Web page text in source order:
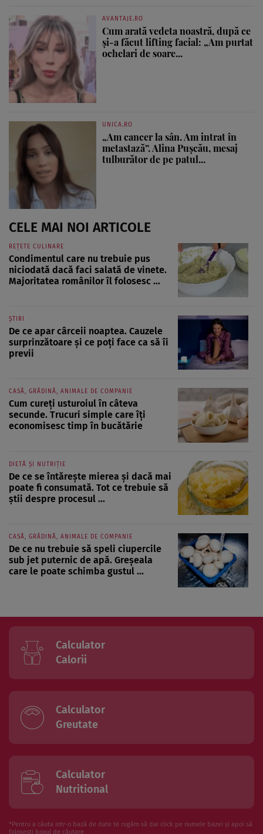
AVANTAJE.RO
Cum arată vedeta noastră, după ce
și-a făcut lifting facial: „Am purtat
ochelari de soare...
UNICA.RO
„Am cancer la sân. Am intrat în
metastază”. Alina Pușcău, mesaj
tulburător de pe patul...
CELE MAI NOI ARTICOLE
REȚETE CULINARE
Condimentul care nu trebuie pus
niciodată dacă faci salată de vinete.
Majoritatea românilor îl folosesc ...
ȘTIRI
De ce apar cârceii noaptea. Cauzele
surprinzătoare și ce poți face ca să îi
previi
CASĂ, GRĂDINĂ, ANIMALE DE COMPANIE
Cum cureți usturoiul în câteva
secunde. Trucuri simple care îți
economisesc timp în bucătărie
DIETĂ ȘI NUTRIȚIE
De ce se întărește mierea și dacă mai
poate fi consumată. Tot ce trebuie să
știi despre procesul ...
CASĂ, GRĂDINĂ, ANIMALE DE COMPANIE
De ce nu trebuie să speli ciupercile
sub jet puternic de apă. Greșeala
care le poate schimba gustul ...
Calculator
Calorii
Calculator
Greutate
Calculator
Nutritional
*Pentru a căuta intr-o bază de date te rugăm să dai click pe numele bazei și apoi să
folosesti boxul de căutare